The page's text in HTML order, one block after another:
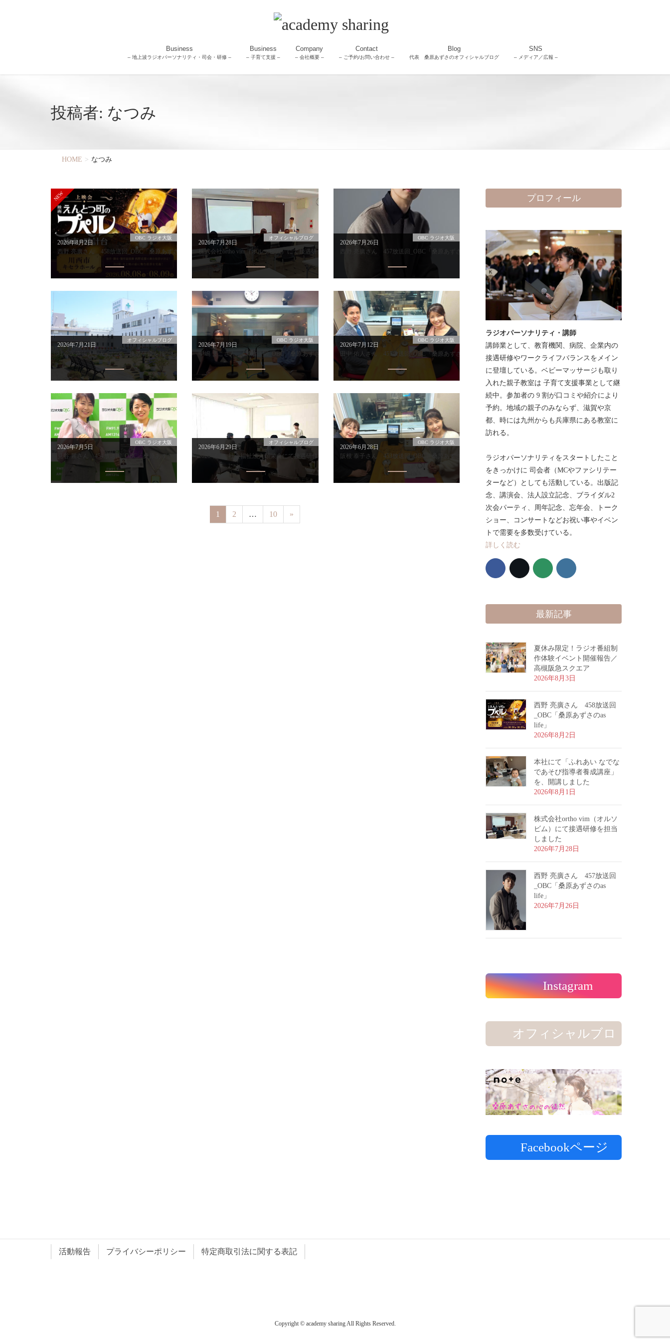
Business
– 地上波ラジオパーソナリティ・司会・研修 –
Business
– 子育て支援 –
Company
– 会社概要 –
Contact
– ご予約/お問い合わせ –
Blog
代表 桑原あずさのオフィシャルブログ
SNS
– メディア／広報 –
投稿者: なつみ
HOME なつみ
NEW
2026年8月2日
OBC ラジオ大阪
西野 亮廣さん 458放送回_OBC「桑原あずさのas life」
2026年7月28日
オフィシャルブログ
株式会社ortho vim（オルソビム）にて接遇研修を担当しました
2026年7月26日
OBC ラジオ大阪
西野 亮廣さん 457放送回_OBC「桑原あずさのas life」
2026年7月21日
オフィシャルブログ
社会医療法人甲友会にて 接遇研修を担当しました
2026年7月19日
OBC ラジオ大阪
中嶋 まこさん 456放送回_OBC「桑原あずさのas life」
2026年7月12日
OBC ラジオ大阪
田中 佑人さん 455放送回_OBC「桑原あずさのas life」
2026年7月5日
OBC ラジオ大阪
見谷 麗さん 454放送回_OBC「桑原あずさのas life」
2026年6月29日
オフィシャルブログ
2026年度 社会福祉法人頌栄会にて接遇研修を担当しました
2026年6月28日
OBC ラジオ大阪
阪根 泰子さん 453放送回_OBC「桑原あずさのas life」
1 2 … 10 »
プロフィール
ラジオパーソナリティ・講師
講師業として、教育機関、病院、企業内の
接遇研修やワークライフバランスをメイン
に登壇している。ベビーマッサージも取り
入れた親子教室は 子育て支援事業として継
続中。参加者の 9 割が口コミや紹介により
予約。地域の親子のみならず、滋賀や京
都、時には九州からも兵庫県にある教室に
訪れる。
ラジオパーソナリティをスタートしたこと
をきっかけに 司会者（MCやファシリテー
ターなど）としても活動している。出版記
念、講演会、法人設立記念、ブライダル2
次会パーティ、周年記念、忘年会、トーク
ショー、コンサートなどお祝い事やイベン
トで需要を多数受けている。
詳しく読む
最新記事
夏休み限定！ラジオ番組制
作体験イベント開催報告／
高槻阪急スクエア
2026年8月3日
西野 亮廣さん 458放送回
_OBC「桑原あずさのas
life」
2026年8月2日
本社にて「ふれあい なでな
であそび指導者養成講座」
を、開講しました
2026年8月1日
株式会社ortho vim（オルソ
ビム）にて接遇研修を担当
しました
2026年7月28日
西野 亮廣さん 457放送回
_OBC「桑原あずさのas
life」
2026年7月26日
Instagram
オフィシャルブロ
Facebookページ
活動報告 プライバシーポリシー 特定商取引法に関する表記
Copyright © academy sharing All Rights Reserved.